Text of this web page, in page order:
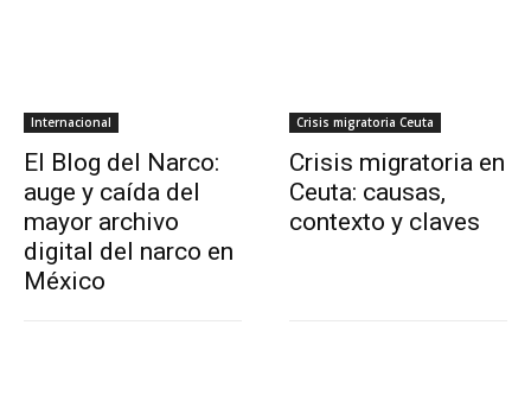
Internacional
El Blog del Narco:
auge y caída del
mayor archivo
digital del narco en
México
Crisis migratoria Ceuta
Crisis migratoria en
Ceuta: causas,
contexto y claves